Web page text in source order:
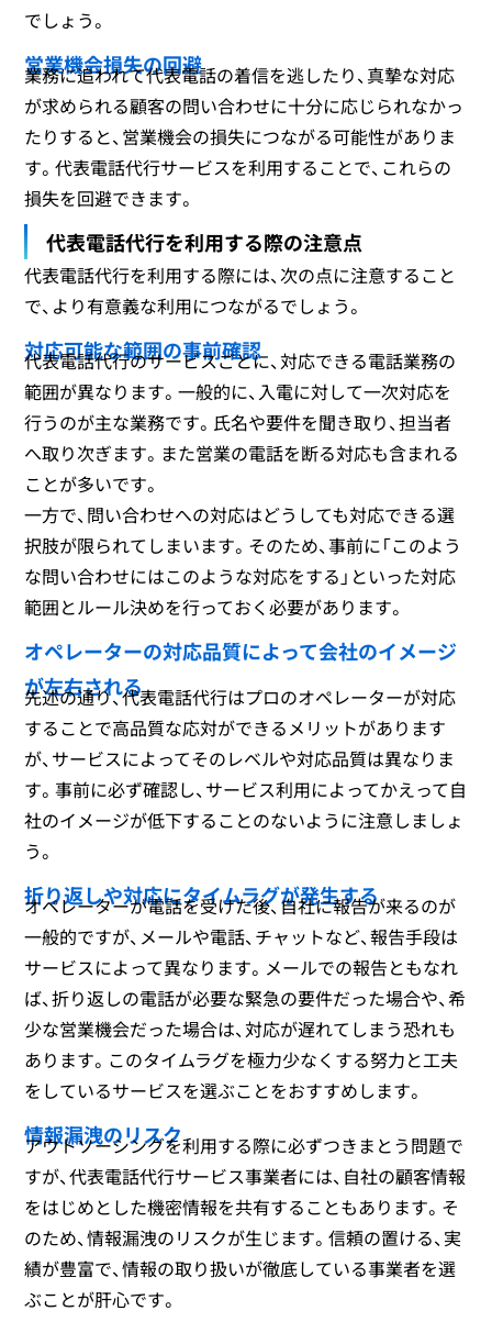
でしょう。
営業機会損失の回避
業務に追われて代表電話の着信を逃したり、真摯な対応
が求められる顧客の問い合わせに十分に応じられなかっ
たりすると、営業機会の損失につながる可能性がありま
す。代表電話代行サービスを利用することで、これらの
損失を回避できます。
代表電話代行を利用する際の注意点
代表電話代行を利用する際には、次の点に注意すること
で、より有意義な利用につながるでしょう。
対応可能な範囲の事前確認
代表電話代行のサービスごとに、対応できる電話業務の
範囲が異なります。一般的に、入電に対して一次対応を
行うのが主な業務です。氏名や要件を聞き取り、担当者
へ取り次ぎます。また営業の電話を断る対応も含まれる
ことが多いです。
一方で、問い合わせへの対応はどうしても対応できる選
択肢が限られてしまいます。そのため、事前に「このよう
な問い合わせにはこのような対応をする」といった対応
範囲とルール決めを行っておく必要があります。
オペレーターの対応品質によって会社のイメージ
が左右される
先述の通り、代表電話代行はプロのオペレーターが対応
することで高品質な応対ができるメリットがあります
が、サービスによってそのレベルや対応品質は異なりま
す。事前に必ず確認し、サービス利用によってかえって自
社のイメージが低下することのないように注意しましょ
う。
折り返しや対応にタイムラグが発生する
オペレーターが電話を受けた後、自社に報告が来るのが
一般的ですが、メールや電話、チャットなど、報告手段は
サービスによって異なります。メールでの報告ともなれ
ば、折り返しの電話が必要な緊急の要件だった場合や、希
少な営業機会だった場合は、対応が遅れてしまう恐れも
あります。このタイムラグを極力少なくする努力と工夫
をしているサービスを選ぶことをおすすめします。
情報漏洩のリスク
アウトソーシングを利用する際に必ずつきまとう問題で
すが、代表電話代行サービス事業者には、自社の顧客情報
をはじめとした機密情報を共有することもあります。そ
のため、情報漏洩のリスクが生じます。信頼の置ける、実
績が豊富で、情報の取り扱いが徹底している事業者を選
ぶことが肝心です。